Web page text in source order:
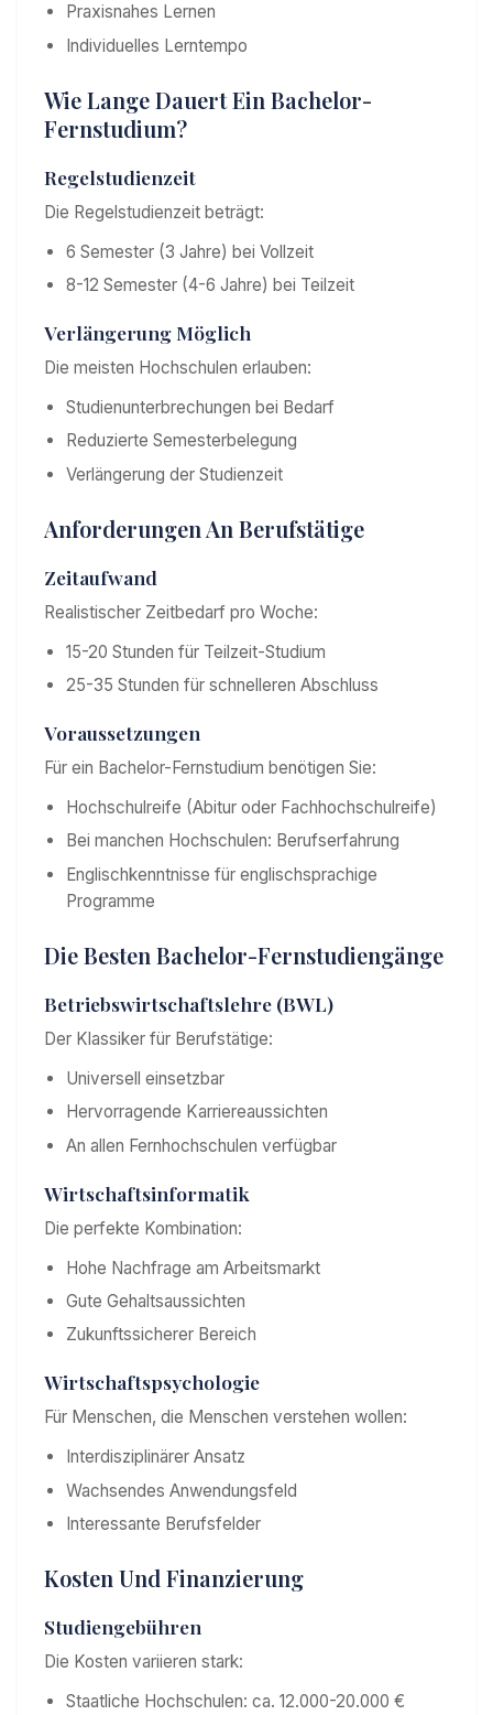
Praxisnahes Lernen
Individuelles Lerntempo
Wie Lange Dauert Ein Bachelor-
Fernstudium?
Regelstudienzeit
Die Regelstudienzeit beträgt:
6 Semester (3 Jahre) bei Vollzeit
8-12 Semester (4-6 Jahre) bei Teilzeit
Verlängerung Möglich
Die meisten Hochschulen erlauben:
Studienunterbrechungen bei Bedarf
Reduzierte Semesterbelegung
Verlängerung der Studienzeit
Anforderungen An Berufstätige
Zeitaufwand
Realistischer Zeitbedarf pro Woche:
15-20 Stunden für Teilzeit-Studium
25-35 Stunden für schnelleren Abschluss
Voraussetzungen
Für ein Bachelor-Fernstudium benötigen Sie:
Hochschulreife (Abitur oder Fachhochschulreife)
Bei manchen Hochschulen: Berufserfahrung
Englischkenntnisse für englischsprachige
Programme
Die Besten Bachelor-Fernstudiengänge
Betriebswirtschaftslehre (BWL)
Der Klassiker für Berufstätige:
Universell einsetzbar
Hervorragende Karriereaussichten
An allen Fernhochschulen verfügbar
Wirtschaftsinformatik
Die perfekte Kombination:
Hohe Nachfrage am Arbeitsmarkt
Gute Gehaltsaussichten
Zukunftssicherer Bereich
Wirtschaftspsychologie
Für Menschen, die Menschen verstehen wollen:
Interdisziplinärer Ansatz
Wachsendes Anwendungsfeld
Interessante Berufsfelder
Kosten Und Finanzierung
Studiengebühren
Die Kosten variieren stark:
Staatliche Hochschulen: ca. 12.000-20.000 €